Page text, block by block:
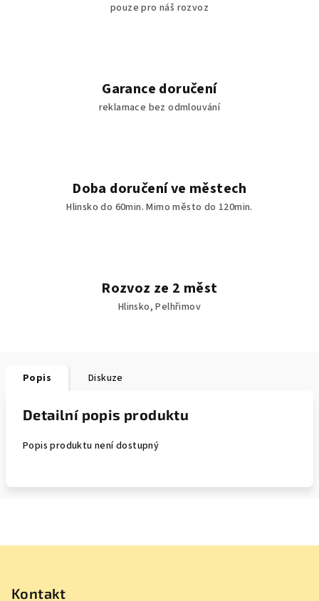
pouze pro náš rozvoz
Garance doručení
reklamace bez odmlouvání
Doba doručení ve městech
Hlinsko do 60min. Mimo město do 120min.
Rozvoz ze 2 měst
Hlinsko, Pelhřimov
Popis Diskuze
Detailní popis produktu
Popis produktu není dostupný
Kontakt